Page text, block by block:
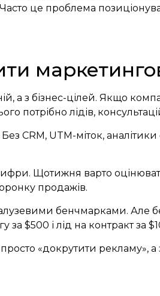
це проблема
а з бізнес-цілей. Якщо
потрібно лідів,
CRM, UTM-міток, аналітики
Щотижня варто оцінювати
продажів.
бенчмарками. Але
$500 і лід на контракт за
«докрутити рекламу»,